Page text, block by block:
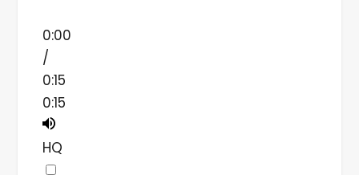
0:00
/
0:15
0:15
HQ